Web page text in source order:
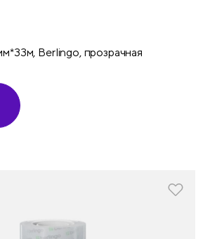
Berlingo, прозрачная